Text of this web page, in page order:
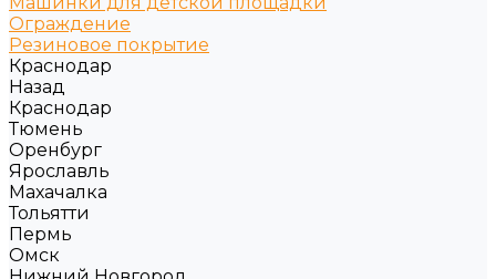
Ограждение
Резиновое покрытие
Краснодар
Назад
Краснодар
Тюмень
Оренбург
Ярославль
Махачалка
Тольятти
Пермь
Омск